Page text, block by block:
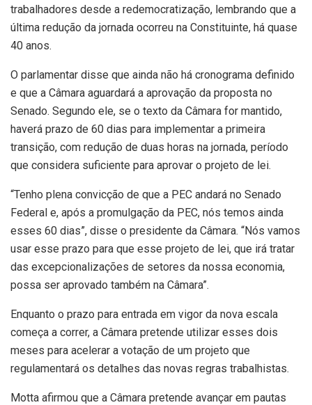
trabalhadores desde a redemocratização, lembrando que a
última redução da jornada ocorreu na Constituinte, há quase
40 anos.
O parlamentar disse que ainda não há cronograma definido
e que a Câmara aguardará a aprovação da proposta no
Senado. Segundo ele, se o texto da Câmara for mantido,
haverá prazo de 60 dias para implementar a primeira
transição, com redução de duas horas na jornada, período
que considera suficiente para aprovar o projeto de lei.
“Tenho plena convicção de que a PEC andará no Senado
Federal e, após a promulgação da PEC, nós temos ainda
esses 60 dias”, disse o presidente da Câmara. “Nós vamos
usar esse prazo para que esse projeto de lei, que irá tratar
das excepcionalizações de setores da nossa economia,
possa ser aprovado também na Câmara”.
Enquanto o prazo para entrada em vigor da nova escala
começa a correr, a Câmara pretende utilizar esses dois
meses para acelerar a votação de um projeto que
regulamentará os detalhes das novas regras trabalhistas.
Motta afirmou que a Câmara pretende avançar em pautas